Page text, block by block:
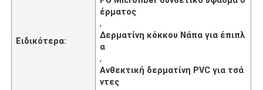
Ειδικότερα:
έρματος
,
Δερματίνη κόκκου Νάπα για έπιπλ
α
,
Ανθεκτική δερματίνη PVC για τσά
ντες